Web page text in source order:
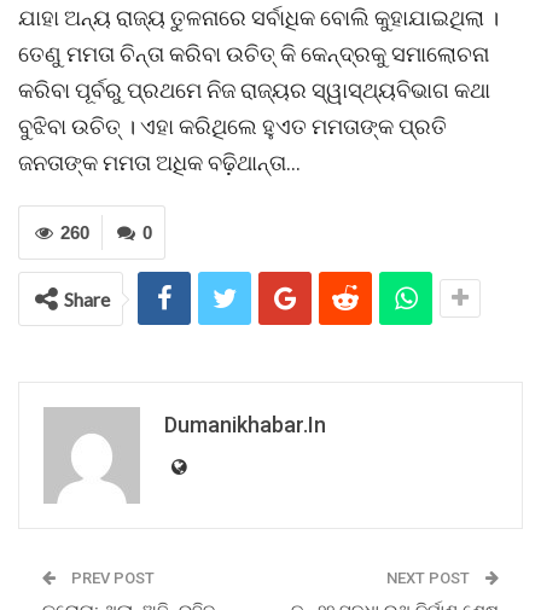
ଯାହା ଅନ୍ୟ ରାଜ୍ୟ ତୁଳନାରେ ସର୍ବାଧିକ ବୋଲି କୁହାଯାଇଥିଲା ।
ତେଣୁ ମମତା ଚିନ୍ତା କରିବା ଉଚିତ୍ କି କେନ୍ଦ୍ରକୁ ସମାଲୋଚନା
କରିବା ପୂର୍ବରୁ ପ୍ରଥମେ ନିଜ ରାଜ୍ୟର ସ୍ୱାସ୍ଥ୍ୟବିଭାଗ କଥା
ବୁଝିବା ଉଚିତ୍ । ଏହା କରିଥିଲେ ହୁଏତ ମମତାଙ୍କ ପ୍ରତି
ଜନତାଙ୍କ ମମତା ଅଧିକ ବଢ଼ିଥାନ୍ତା…
0
260
Share
Dumanikhabar.in
PREV POST NEXT POST